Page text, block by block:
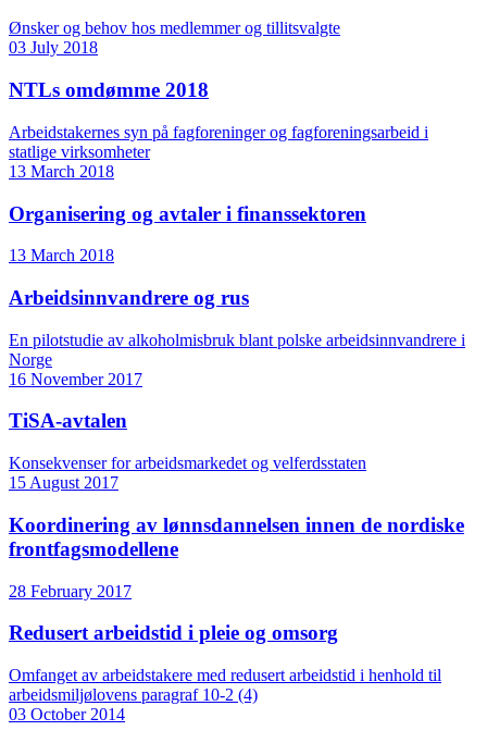
Ønsker og behov hos medlemmer og tillitsvalgte
03 July 2018
NTLs omdømme 2018
Arbeidstakernes syn på fagforeninger og fagforeningsarbeid i
statlige virksomheter
13 March 2018
Organisering og avtaler i finanssektoren
13 March 2018
Arbeidsinnvandrere og rus
En pilotstudie av alkoholmisbruk blant polske arbeidsinnvandrere i
Norge
16 November 2017
TiSA-avtalen
Konsekvenser for arbeidsmarkedet og velferdsstaten
15 August 2017
Koordinering av lønnsdannelsen innen de nordiske
frontfagsmodellene
28 February 2017
Redusert arbeidstid i pleie og omsorg
Omfanget av arbeidstakere med redusert arbeidstid i henhold til
arbeidsmiljølovens paragraf 10-2 (4)
03 October 2014